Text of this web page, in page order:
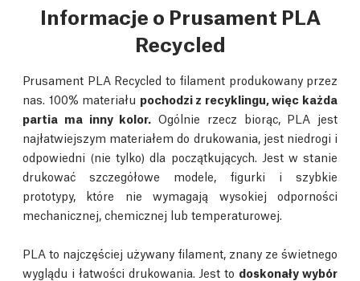
Informacje o Prusament PLA
Recycled
Prusament PLA Recycled to filament produkowany przez
nas. 100% materiału pochodzi z recyklingu, więc każda
partia ma inny kolor. Ogólnie rzecz biorąc, PLA jest
najłatwiejszym materiałem do drukowania, jest niedrogi i
odpowiedni (nie tylko) dla początkujących. Jest w stanie
drukować szczegółowe modele, figurki i szybkie
prototypy, które nie wymagają wysokiej odporności
mechanicznej, chemicznej lub temperaturowej.
PLA to najczęściej używany filament, znany ze świetnego
wyglądu i łatwości drukowania. Jest to doskonały wybór